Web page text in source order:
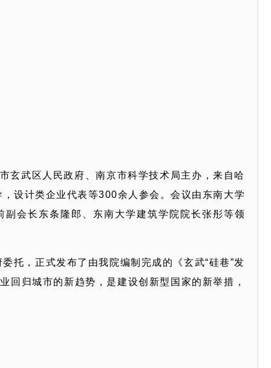
玄武区人民政府、南京市科学技术局主办，来自哈
设计类企业代表等300余人参会。会议由东南大学
会长东条隆郎、东南大学建筑学院院长张彤等领
托，正式发布了由我院编制完成的《玄武“硅巷”发
回归城市的新趋势，是建设创新型国家的新举措，